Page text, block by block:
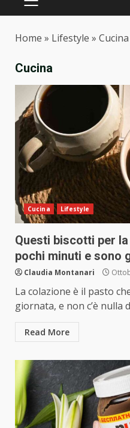
PRIMARY
Home » Lifestyle » Cucina
Cucina
Cucina Lifestyle
Questi biscotti per
pochi minuti e sono
Claudia Montanari
La colazione è il pasto
giornata, e non c’è nulla
Read More